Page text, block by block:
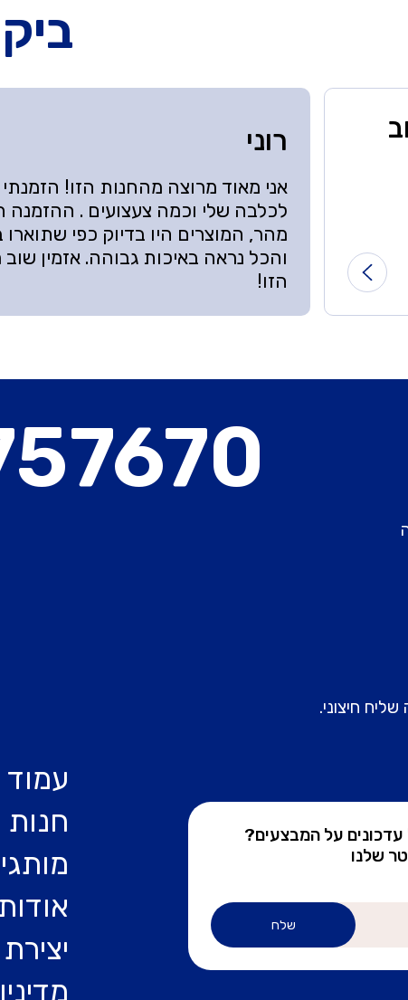
רוני
אני מאוד מרוצה מהחנות הזו! הזמנתי
לכלבה שלי וכמה צעצועים . ההזמנה
מהר, המוצרים היו בדיוק כפי
והכל נראה באיכות גבוהה. אזמין
הזו!
חיצוני.
עדכונים על המבצעים?
שלנו
שלח
חנות